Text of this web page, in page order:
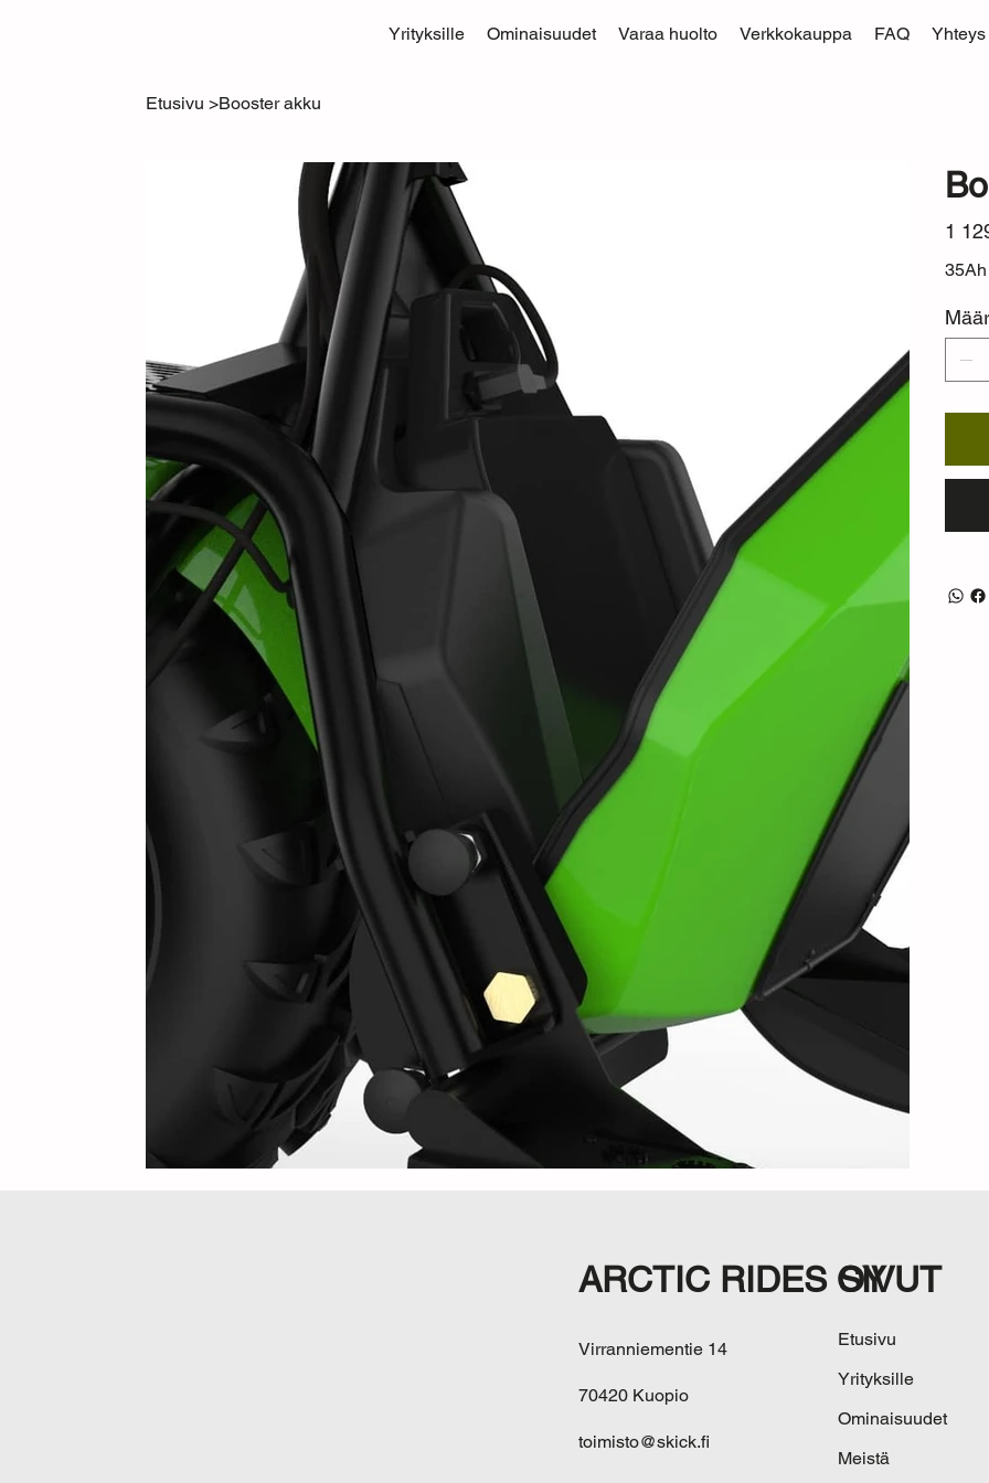
Yrityksille Ominaisuudet Varaa huolto Verkkokauppa FAQ Yhteys
Etusivu >Booster akku
Hinta
1
ARCTIC RIDES OY
Virranniementie 14
70420 Kuopio
toimisto@skick.fi
SIVUT
Etusivu
Yrityksille
Ominaisuudet
Meistä